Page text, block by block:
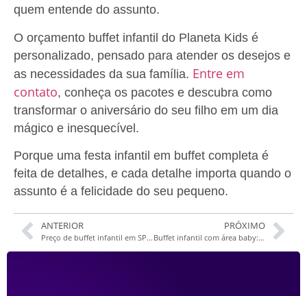
quem entende do assunto.
O orçamento buffet infantil do Planeta Kids é
personalizado, pensado para atender os desejos e
as necessidades da sua família. Entre em
contato, conheça os pacotes e descubra como
transformar o aniversário do seu filho em um dia
mágico e inesquecível.
Porque uma festa infantil em buffet completa é
feita de detalhes, e cada detalhe importa quando o
assunto é a felicidade do seu pequeno.
ANTERIOR
Preço de buffet infantil em SP: quanto custa?
PRÓXIMO
Buffet infantil com área baby: por que é essencial?